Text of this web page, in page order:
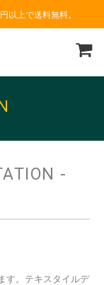
以上で送料無料。
-
す。テキスタイルデ